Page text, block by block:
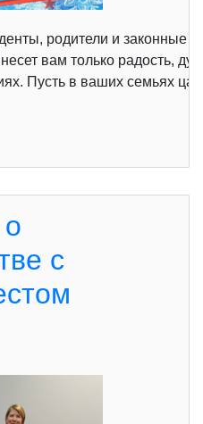
родители и законные
вам только радость,
Пусть в ваших семьях
с